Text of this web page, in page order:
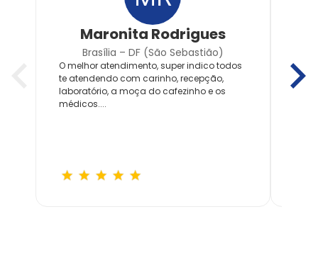
Maronita Rodrigues
Brasília – DF (São Sebastião)
O melhor atendimento, super indico todos
te atendendo com carinho, recepção,
laboratório, a moça do cafezinho e os
médicos....